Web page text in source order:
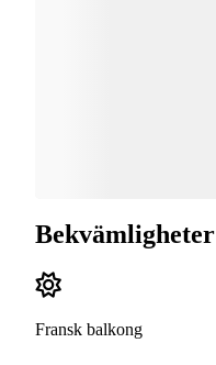
Bekvämligheter
Fransk balkong